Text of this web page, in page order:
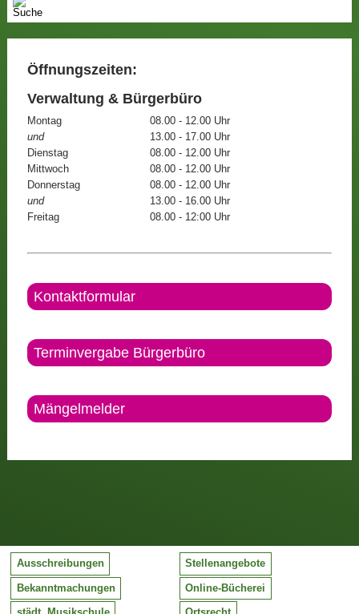
Öffnungszeiten:
Verwaltung & Bürgerbüro
Montag
08.00 - 12.00 Uhr
und
13.00 - 17.00 Uhr
Dienstag
08.00 - 12.00 Uhr
Mittwoch
08.00 - 12.00 Uhr
Donnerstag
08.00 - 12.00 Uhr
und
13.00 - 16.00 Uhr
Freitag
08.00 - 12:00 Uhr
Kontaktformular
Terminvergabe Bürgerbüro
Mängelmelder
Ausschreibungen Stellenangebote
Bekanntmachungen Online-Bücherei